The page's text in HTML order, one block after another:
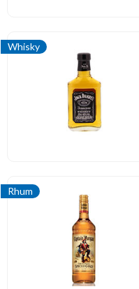
Whisky
Rhum